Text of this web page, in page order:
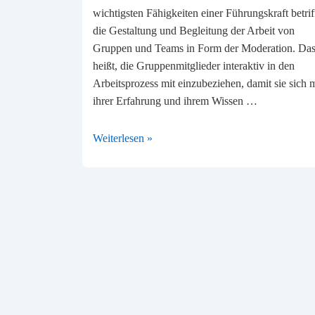
wichtigsten Fähigkeiten einer Führungskraft
die Gestaltung und Begleitung der Arbeit von
Gruppen und Teams in Form der Moderation. Das
heißt, die Gruppenmitglieder interaktiv in den
Arbeitsprozess mit einzubeziehen, damit sie sich
ihrer Erfahrung und ihrem Wissen …
Teams
Weiterlesen »